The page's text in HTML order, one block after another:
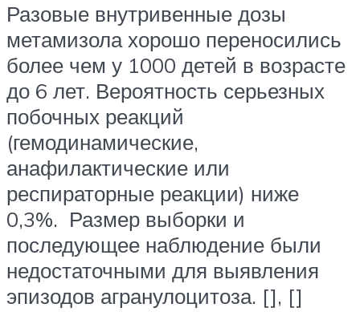
Разовые внутривенные дозы
метамизола хорошо переносились
более чем у 1000 детей в возрасте
до 6 лет. Вероятность серьезных
побочных реакций
(гемодинамические,
анафилактические или
респираторные реакции) ниже
0,3%. Размер выборки и
последующее наблюдение были
недостаточными для выявления
эпизодов агранулоцитоза. [], []